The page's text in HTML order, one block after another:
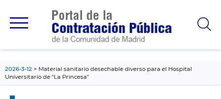
principal
2026-3-12
Material sanitario desechable diverso para el Hospital
Universitario de "La Princesa"